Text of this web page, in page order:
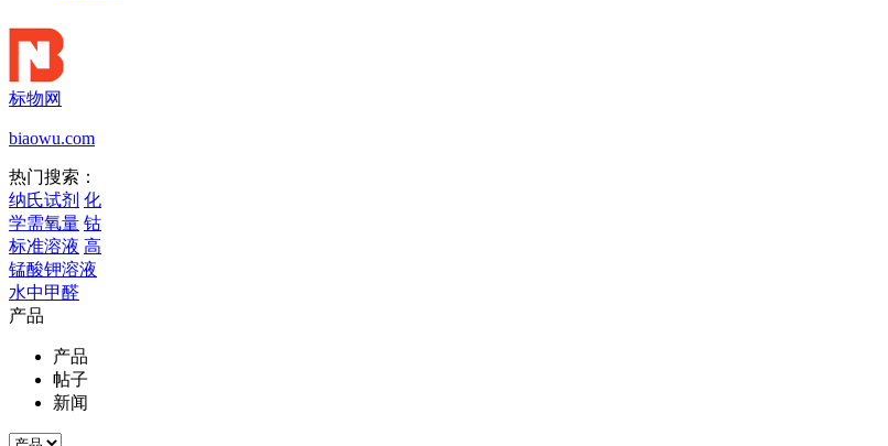
标物网
biaowu.com
热门搜索：
纳氏试剂 化
学需氧量 钴
标准溶液 高
锰酸钾溶液
水中甲醛
产品
产品
帖子
新闻